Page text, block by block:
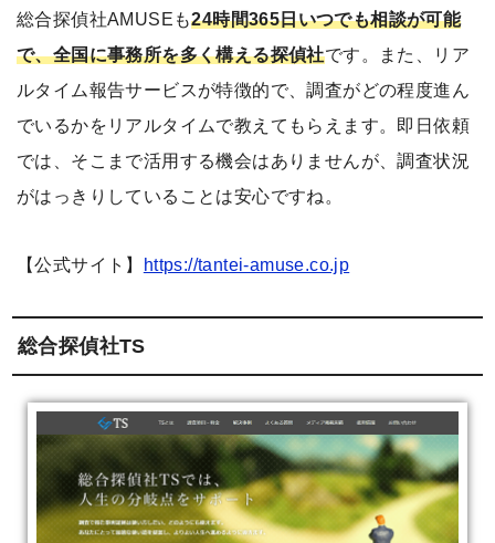
総合探偵社AMUSEも24時間365日いつでも相談が可能
で、全国に事務所を多く構える探偵社です。また、リア
ルタイム報告サービスが特徴的で、調査がどの程度進ん
でいるかをリアルタイムで教えてもらえます。即日依頼
では、そこまで活用する機会はありませんが、調査状況
がはっきりしていることは安心ですね。
【公式サイト】 https://tantei-amuse.co.jp
総合探偵社TS